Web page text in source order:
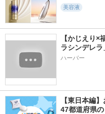
スピーディーマスカ
ラリムーバー
美容液
【かじえり×
ラシンデレ
ハーバー
【東日本編
47都道府県の